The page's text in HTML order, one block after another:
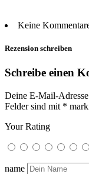
Keine
Rezension schreiben
Schreibe einen
Deine E-Mail-
Felder sind mit *
Your Rating
name